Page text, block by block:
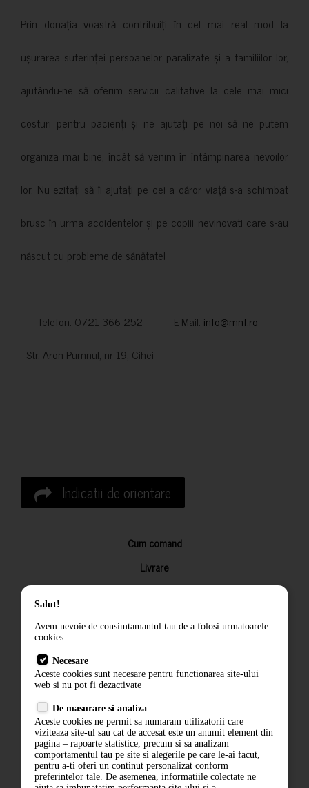
Prin donația voastră contribuiți în cel mai real mod la
ușurarea suferinței persoanelor paralizate și a familiilor lor,
ajutându-ne să oferim servicii calitative la cele mai mici
costuri pentru pacienți și ne ajutați pe noi să ne putem
organiza mai bine, încât să venim în întâmpinarea nevoilor
lor. Nu ezitați să îi ajutați pe cei a căror viață s-a schimbat
brusc în urma accidentelor și pe copiii nevinovati care s-au
născut cu probleme de sănătate!
Telefon: 0721 366 252 E-Mail: info@mnf.ro
Str. Aron Pumnul, nr 19, Cihei
Indicatii de orientare
Cum comand
Livrare
Returnarea produselor
Termeni si conditii
Politica de confidentialitate
ANPC
Salut!
Avem nevoie de consimtamantul tau de a folosi urmatoarele
cookies:
Necesare
Aceste cookies sunt necesare pentru functionarea site-ului
web si nu pot fi dezactivate
De masurare si analiza
Aceste cookies ne permit sa numaram utilizatorii care
viziteaza site-ul sau cat de accesat este un anumit element din
pagina – rapoarte statistice, precum si sa analizam
comportamentul tau pe site si alegerile pe care le-ai facut,
pentru a-ti oferi un continut personalizat conform
preferintelor tale. De asemenea, informatiile colectate ne